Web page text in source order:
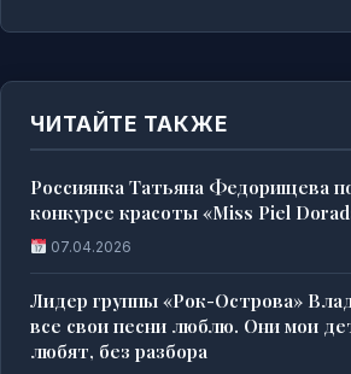
ЧИТАЙТЕ ТАКЖЕ
Россиянка Татьяна Федорищева
конкурсе красоты «Miss Piel
07.04.2026
Лидер группы «Рок-Острова»
все свои песни люблю. Они мои
любят, без разбора